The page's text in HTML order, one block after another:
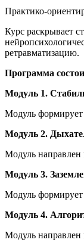
Практико-
Курс раскрывает
ретравматизацию.
Программа
Модуль 1.
Модуль формирует
Модуль 2.
Модуль направлен
Модуль 3.
Модуль
Модуль 4.
Модуль направлен